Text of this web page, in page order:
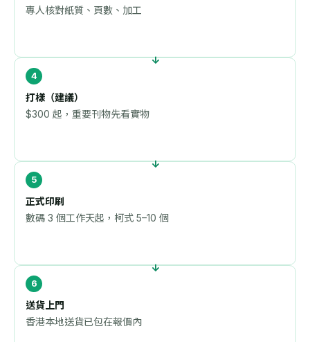
專人核對紙質、頁數、加工
打樣（建議）
$300 起，重要刊物先看實物
正式印刷
數碼 3 個工作天起，柯式 5–10 個
送貨上門
香港本地送貨已包在報價內